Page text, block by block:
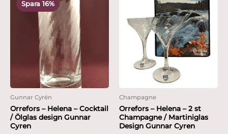
Spara 16%
Gunnar Cyrén
Orrefors – Helena – Cocktail
/ Ölglas design Gunnar
Cyren
var:
595 kr.
priset
är:
499 kr.
Champagne
Orrefors – Helena – 2 st
Champagne / Martiniglas
Design Gunnar Cyren